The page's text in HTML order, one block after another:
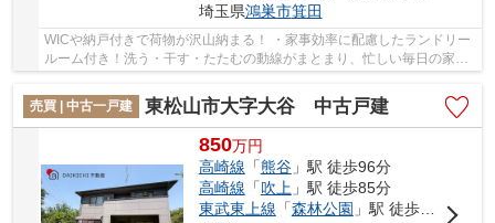
埼玉県鴻巣市箕田
WICや納戸付きで荷物が沢山納まる！ ・家事効率に配慮したランドリー
ルーム付き！洗う・干す・たたむの動線がまとまり、忙しい毎日の家事
を快適にサポート♪ ・スーパーやコンビニが徒...
売買 | 中古一戸建
東松山市大字大谷 中古戸建
850万円
高崎線 「熊谷」駅 徒歩96分
高崎線 「吹上」駅 徒歩85分
東武東上線 「森林公園 」駅 徒歩86分